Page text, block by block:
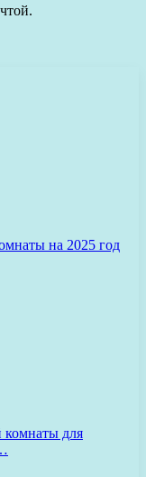
на 2025 год
комнаты для